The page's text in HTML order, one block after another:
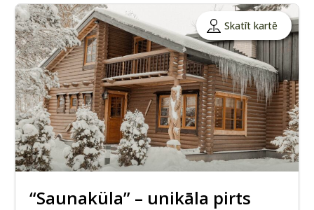
Skatīt kartē
“Saunaküla” – unikāla pirts